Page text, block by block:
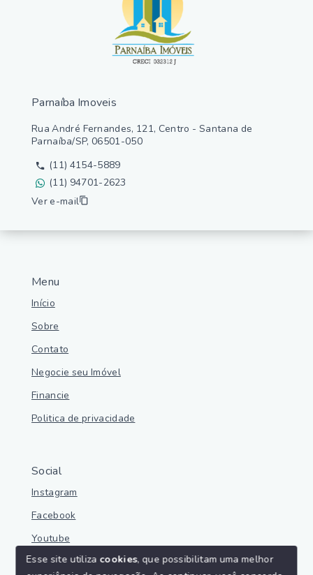
Menu
Início
Sobre
Contato
Negocie seu Imóvel
Financie
Politica de privacidade
Social
Instagram
Facebook
Youtube
Parnaíba Imoveis
Rua André Fernandes, 121, Centro - Santana de
Parnaíba/SP, 06501-050
(11) 4154-5889
(11) 94701-2623
Ver e-mail
Esse site utiliza cookies, que possibilitam uma melhor